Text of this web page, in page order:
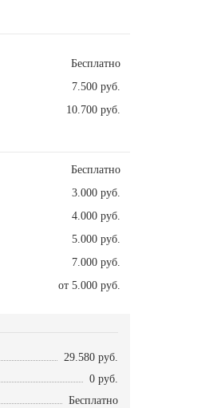
Бесплатно
7.500 руб.
10.700 руб.
Бесплатно
3.000 руб.
4.000 руб.
5.000 руб.
7.000 руб.
от 5.000 руб.
29.580 руб.
0 руб.
Бесплатно